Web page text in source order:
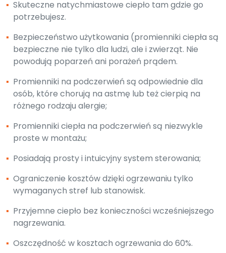
▪ Skuteczne natychmiastowe ciepło tam gdzie go
potrzebujesz.
▪ Bezpieczeństwo użytkowania (promienniki ciepła są
bezpieczne nie tylko dla ludzi, ale i zwierząt. Nie
powodują poparzeń ani porażeń prądem.
▪ Promienniki na podczerwień są odpowiednie dla
osób, które chorują na astmę lub też cierpią na
różnego rodzaju alergie;
▪ Promienniki ciepła na podczerwień są niezwykle
proste w montażu;
▪ Posiadają prosty i intuicyjny system sterowania;
▪ Ograniczenie kosztów dzięki ogrzewaniu tylko
wymaganych stref lub stanowisk.
▪ Przyjemne ciepło bez konieczności wcześniejszego
nagrzewania.
▪ Oszczędność w kosztach ogrzewania do 60%.